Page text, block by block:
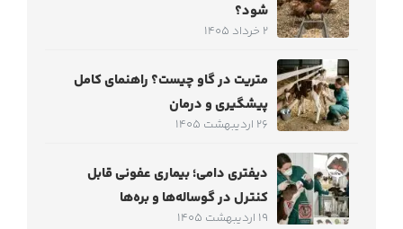
شود؟
2 خرداد 1405
متریت در گاو چیست؟ راهنمای کامل
پیشگیری و درمان
26 اردیبهشت 1405
دیفتری دامی؛ بیماری عفونی قابل
کنترل در گوساله‌ها و بره‌ها
19 اردیبهشت 1405